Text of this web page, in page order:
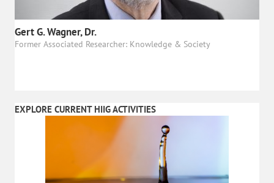
Gert G. Wagner, Dr.
Former Associated Researcher: Knowledge & Society
EXPLORE CURRENT HIIG ACTIVITIES